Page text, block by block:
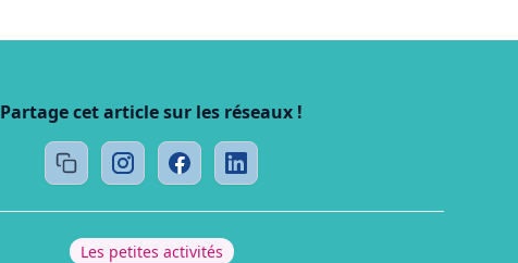
Partage cet article sur les réseaux !
Les petites activités